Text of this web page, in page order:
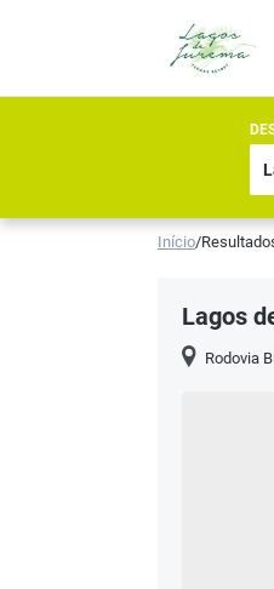
Início/
Lagos
Rodovia